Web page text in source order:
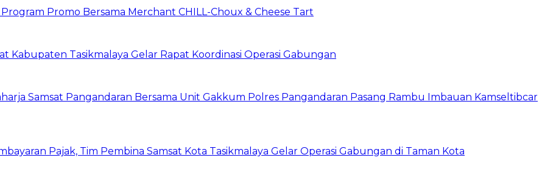
Promo Bersama Merchant CHILL-Choux & Cheese Tart
Kabupaten Tasikmalaya Gelar Rapat Koordinasi Operasi Gabungan
Samsat Pangandaran Bersama Unit Gakkum Polres Pangandaran Pasang Rambu Imbauan Kamseltibcar
Pajak, Tim Pembina Samsat Kota Tasikmalaya Gelar Operasi Gabungan di Taman Kota